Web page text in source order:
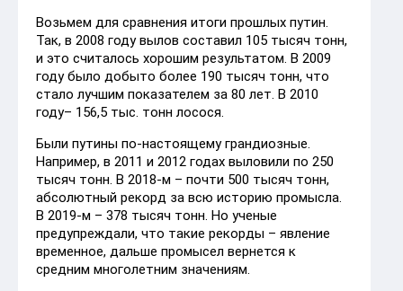
Возьмем для сравнения итоги прошлых путин.
Так, в 2008 году вылов составил 105 тысяч тонн,
и это считалось хорошим результатом. В 2009
году было добыто более 190 тысяч тонн, что
стало лучшим показателем за 80 лет. В 2010
году– 156,5 тыс. тонн лосося.
Были путины по-настоящему грандиозные.
Например, в 2011 и 2012 годах выловили по 250
тысяч тонн. В 2018-м – почти 500 тысяч тонн,
абсолютный рекорд за всю историю промысла.
В 2019-м – 378 тысяч тонн. Но ученые
предупреждали, что такие рекорды – явление
временное, дальше промысел вернется к
средним многолетним значениям.